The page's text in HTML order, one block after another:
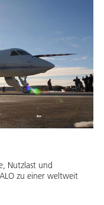
Nutzlast und
zu einer weltweit